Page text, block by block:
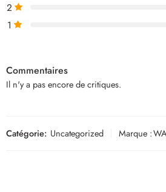
2
1
Commentaires
Il n'y a pas encore de critiques.
Catégorie: Uncategorized Marque :